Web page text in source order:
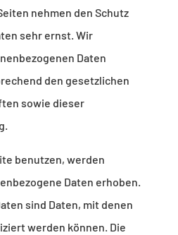
nehmen den Schutz
sehr ernst. Wir
Daten
den gesetzlichen
sowie dieser
benutzen, werden
Daten erhoben.
sind Daten, mit denen
werden können. Die